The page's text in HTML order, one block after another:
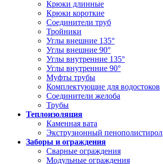
Крюки длинные
Крюки короткие
Соединители труб
Тройники
Углы внешние 135°
Углы внешние 90°
Углы внутренние 135°
Углы внутренние 90°
Муфты трубы
Комплектующие для водостоков
Соединители желоба
Трубы
Теплоизоляция
Каменная вата
Экструзионный пенополистирол
Заборы и ограждения
Сварные ограждения
Модульные ограждения